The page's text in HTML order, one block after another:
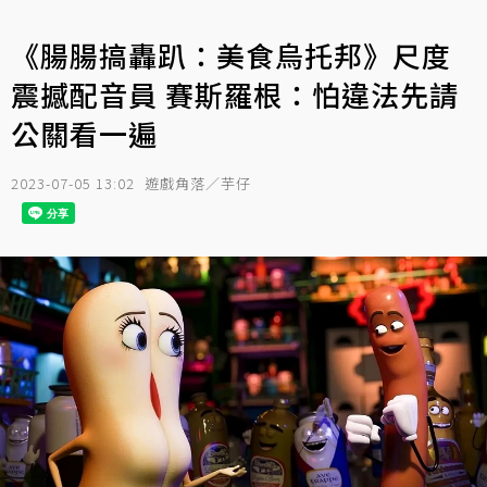
《腸腸搞轟趴：美食烏托邦》尺度
震撼配音員 賽斯羅根：怕違法先請
公關看一遍
2023-07-05 13:02 遊戲角落／芋仔